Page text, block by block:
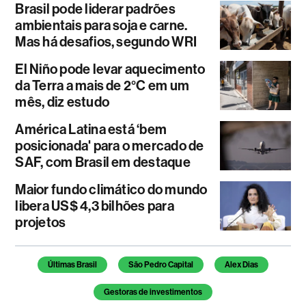
Brasil pode liderar padrões
ambientais para soja e carne.
Mas há desafios, segundo WRI
El Niño pode levar aquecimento
da Terra a mais de 2°C em um
mês, diz estudo
América Latina está ‘bem
posicionada' para o mercado de
SAF, com Brasil em destaque
Maior fundo climático do mundo
libera US$ 4,3 bilhões para
projetos
Temas deste artigo
Últimas Brasil São Pedro Capital Alex Dias
Gestoras de investimentos